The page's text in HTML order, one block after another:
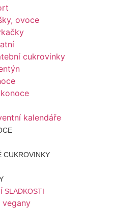
ovoce
cukrovinky
kalendáře
CUKROVINKY
SLADKOSTI
vegany